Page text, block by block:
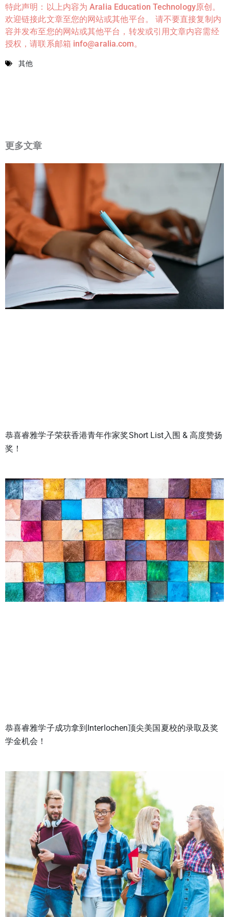
特此声明：以上内容为 Aralia Education Technology原创。
欢迎链接此文章至您的网站或其他平台。 请不要直接复制内
容并发布至您的网站或其他平台，转发或引用文章内容需经
授权，请联系邮箱 info@aralia.com。
其他
更多文章
恭喜睿雅学子荣获香港青年作家奖Short List入围 & 高度赞扬
奖！
恭喜睿雅学子成功拿到Interlochen顶尖美国夏校的录取及奖
学金机会！